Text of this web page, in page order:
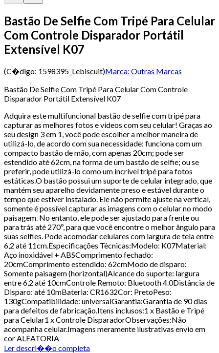
Bastão De Selfie Com Tripé Para Celular
Com Controle Disparador Portátil
Extensível K07
(C�digo: 1598395_Lebiscuit)Marca: Outras Marcas
Bastão De Selfie Com Tripé Para Celular Com Controle
Disparador Portátil Extensível K07
Adquira este multifuncional bastão de selfie com tripé para
capturar as melhores fotos e vídeos com seu celular! Graças ao
seu design 3 em 1, você pode escolher a melhor maneira de
utilizá-lo, de acordo com sua necessidade: funciona com um
compacto bastão de mão, com apenas 20cm; pode ser
estendido até 62cm, na forma de um bastão de selfie; ou se
preferir, pode utilizá-lo como um incrível tripé para fotos
estáticas.O bastão possui um suporte de celular integrado, que
mantém seu aparelho devidamente preso e estável durante o
tempo que estiver instalado. Ele não permite ajuste na vertical,
somente é possível capturar as imagens com o celular no modo
paisagem. No entanto, ele pode ser ajustado para frente ou
para trás até 270º, para que você encontre o melhor ângulo para
suas selfies. Pode acomodar celulares com largura de tela entre
6,2 até 11cm.Especificações Técnicas:Modelo: K07Material:
Aço inoxidável + ABSComprimento fechado:
20cmComprimento estendido: 62cmModo de disparo:
Somente paisagem (horizontal)Alcance do suporte: largura
entre 6,2 até 10cmControle Remoto: Bluetooth 4.0Distância de
Disparo: até 10mBateria: CR1632Cor: PretoPeso:
130gCompatibilidade: universalGarantia:Garantia de 90 dias
para defeitos de fabricação.Itens inclusos:1 x Bastão e Tripé
para Celular1 x Controle DisparadorObservações:Não
acompanha celular.Imagens meramente ilustrativas envio em
cor ALEATORIA
Ler descri��o completa